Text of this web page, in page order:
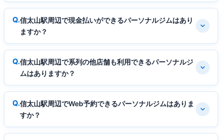
信太山駅周辺で現金払いができるパーソナルジムはあり
ますか？
信太山駅周辺で系列の他店舗も利用できるパーソナルジ
ムはありますか？
信太山駅周辺でWeb予約できるパーソナルジムはありま
すか？